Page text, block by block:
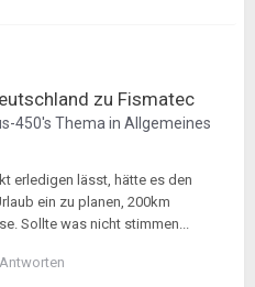
zu Fismatec
450's Thema in Allgemeines
erledigen lässt, hätte es den
ein zu planen, 200km
Sollte was nicht stimmen...